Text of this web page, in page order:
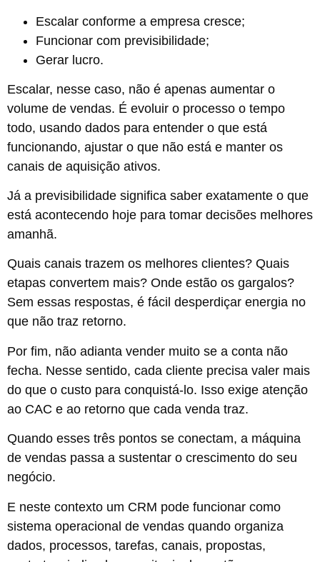
Escalar conforme a empresa cresce;
Funcionar com previsibilidade;
Gerar lucro.
Escalar, nesse caso, não é apenas aumentar o
volume de vendas. É evoluir o processo o tempo
todo, usando dados para entender o que está
funcionando, ajustar o que não está e manter os
canais de aquisição ativos.
Já a previsibilidade significa saber exatamente o que
está acontecendo hoje para tomar decisões melhores
amanhã.
Quais canais trazem os melhores clientes? Quais
etapas convertem mais? Onde estão os gargalos?
Sem essas respostas, é fácil desperdiçar energia no
que não traz retorno.
Por fim, não adianta vender muito se a conta não
fecha. Nesse sentido, cada cliente precisa valer mais
do que o custo para conquistá-lo. Isso exige atenção
ao CAC e ao retorno que cada venda traz.
Quando esses três pontos se conectam, a máquina
de vendas passa a sustentar o crescimento do seu
negócio.
E neste contexto um CRM pode funcionar como
sistema operacional de vendas quando organiza
dados, processos, tarefas, canais, propostas,